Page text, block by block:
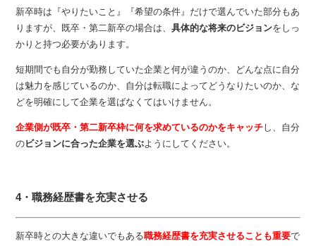
新卒時は『やりたいこと』『希望の条件』だけで選んでいた部分もあ
りますが、既卒・第二新卒の場合は、具体的な将来のビジョンをしっ
かりと持つ必要があります。
短期間でも自分が勤務していた企業と何が違うのか、どんな点に自分
は魅力を感じているのか、自分は転職によってどうなりたいのか、な
どを明確にして企業を選ばなくてはいけません。
企業側が既卒・第二新卒枠に何を求めているのかをキャッチし、自分
のビジョンに合った企業を選ぶようにしてください。
4・職務経歴書を充実させる
新卒時との大きな違いでもある職務経歴書を充実させることも重要で